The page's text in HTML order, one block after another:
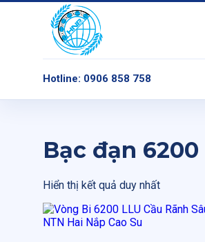
Hotline: 0906 858 758
Bạc đạn 6200
Hiển thị kết quả duy nhất